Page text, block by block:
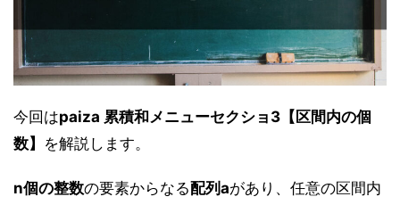
今回はpaiza 累積和メニューセクショ3【区間内の個
数】 を解説します。
n個の整数の要素からなる配列aがあり、任意の区間内